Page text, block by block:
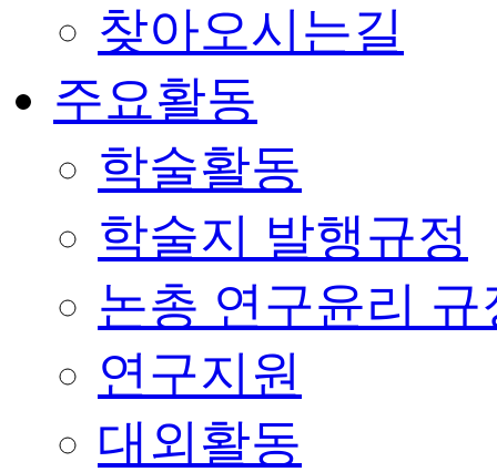
찾아오시는길
주요활동
학술활동
학술지 발행규정
논총 연구윤리 규
연구지원
대외활동